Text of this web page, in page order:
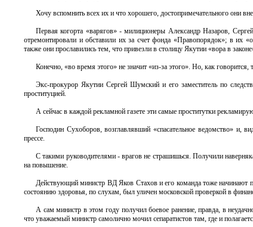
Хочу вспомнить всех их и что хорошего, достопримечательного они
Первая когорта «варягов» - милиционеры Александр Назаров,
отремонтировали и обставили их за счет фонда «Правопорядок»; в их
также они прославились тем, что привезли в столицу Якутии «вора в
Конечно, «во время этого» не значит «из-за этого». Но, как
Экс-прокурор Якутии Сергей Шумский и его заместитель по
проституцией.
А сейчас в каждой рекламной газете эти самые проститутки
Господин Сухоборов, возглавлявший «спасательное ведомство» и,
прессе.
С такими руководителями - врагов не страшишься. Получили
на повышение.
Действующий министр ВД Яков Стахов и его команда тоже начинают
состоянию здоровья, по слухам, был уличен московской проверкой в
А сам министр в этом году получил боевое ранение, правда, в
что уважаемый министр самолично мочил сепаратистов там, где и